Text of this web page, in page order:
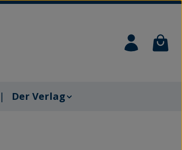
Der Verlag